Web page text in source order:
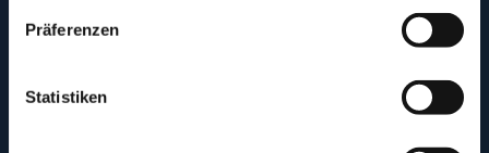
Präferenzen
Statistiken